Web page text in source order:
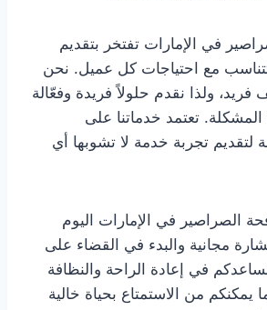
في الإمارات تفتخر بتقديم
مع احتياجات كل عميل. نحن
ولذا نقدم حلولاً فريدة وفعّالة
تعتمد خدماتنا على
لتقديم تجربة خدمة لا تشوبها أي
الصراصير في الإمارات اليوم
مجانية والبدء في القضاء على
في إعادة الراحة والنظافة
يمكنكم من الاستمتاع بحياة خالية